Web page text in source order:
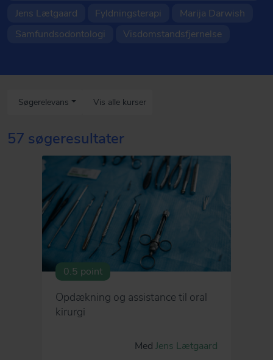
Jens Lætgaard
Fyldningsterapi
Marija Darwish
Samfundsodontologi
Visdomstandsfjernelse
Søgerelevans Vis alle kurser
57 søgeresultater
0.5 point
Opdækning og assistance til oral
kirurgi
Med Jens Lætgaard